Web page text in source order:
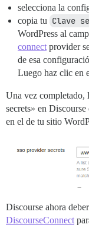
selecciona la
copia tu Clave
WordPress al
connect provider
de esa
Luego haz clic en
Una vez completado,
secrets» en
en el de tu sitio
Discourse ahora
DiscourseConnect